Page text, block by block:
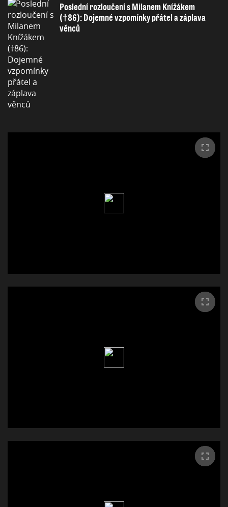
Poslední rozloučení s Milanem Knížákem
(†86): Dojemné vzpomínky přátel a záplava
věnců